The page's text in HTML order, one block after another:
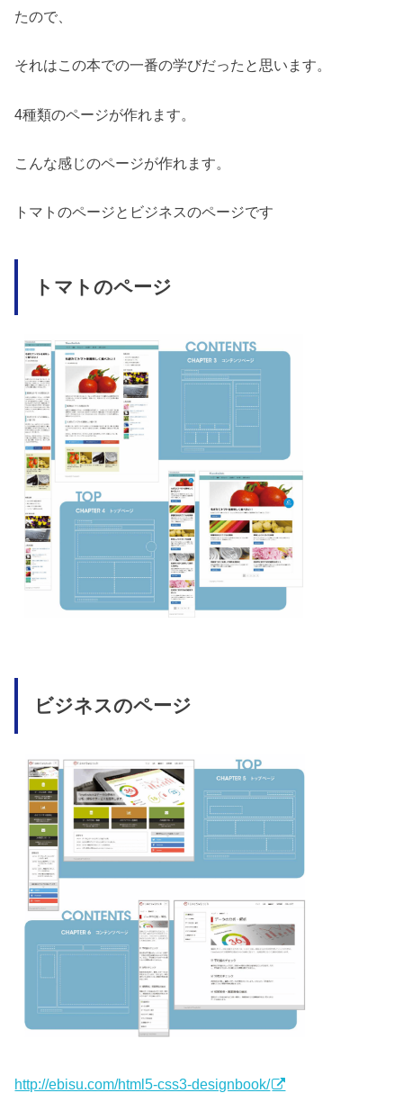
たので、
それはこの本での一番の学びだったと思います。
4種類のページが作れます。
こんな感じのページが作れます。
トマトのページとビジネスのページです
トマトのページ
ビジネスのページ
http://ebisu.com/html5-css3-designbook/